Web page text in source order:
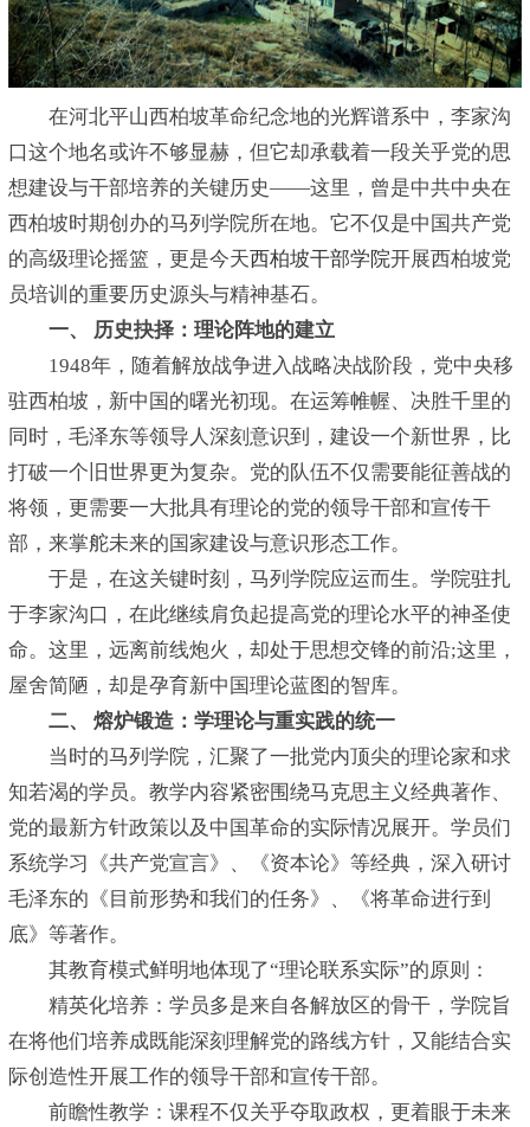
在河北平山西柏坡革命纪念地的光辉谱系中，李家沟
口这个地名或许不够显赫，但它却承载着一段关乎党的思
想建设与干部培养的关键历史——这里，曾是中共中央在
西柏坡时期创办的马列学院所在地。它不仅是中国共产党
的高级理论摇篮，更是今天西柏坡干部学院开展西柏坡党
员培训的重要历史源头与精神基石。
一、 历史抉择：理论阵地的建立
1948年，随着解放战争进入战略决战阶段，党中央移
驻西柏坡，新中国的曙光初现。在运筹帷幄、决胜千里的
同时，毛泽东等领导人深刻意识到，建设一个新世界，比
打破一个旧世界更为复杂。党的队伍不仅需要能征善战的
将领，更需要一大批具有理论的党的领导干部和宣传干
部，来掌舵未来的国家建设与意识形态工作。
于是，在这关键时刻，马列学院应运而生。学院驻扎
于李家沟口，在此继续肩负起提高党的理论水平的神圣使
命。这里，远离前线炮火，却处于思想交锋的前沿;这里，
屋舍简陋，却是孕育新中国理论蓝图的智库。
二、 熔炉锻造：学理论与重实践的统一
当时的马列学院，汇聚了一批党内顶尖的理论家和求
知若渴的学员。教学内容紧密围绕马克思主义经典著作、
党的最新方针政策以及中国革命的实际情况展开。学员们
系统学习《共产党宣言》、《资本论》等经典，深入研讨
毛泽东的《目前形势和我们的任务》、《将革命进行到
底》等著作。
其教育模式鲜明地体现了“理论联系实际”的原则：
精英化培养：学员多是来自各解放区的骨干，学院旨
在将他们培养成既能深刻理解党的路线方针，又能结合实
际创造性开展工作的领导干部和宣传干部。
前瞻性教学：课程不仅关乎夺取政权，更着眼于未来